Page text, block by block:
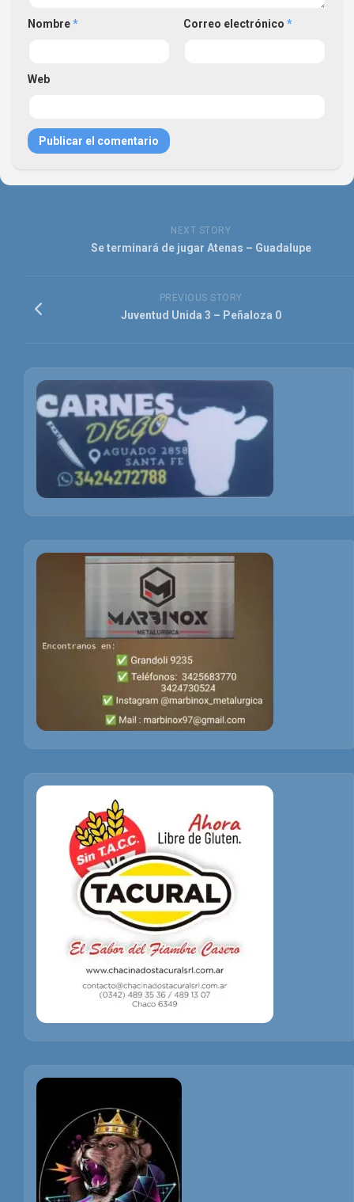
Nombre* Correo electrónico *
Web
NEXT STORY
Se terminará de jugar Atenas – Guadalupe
PREVIOUS STORY
Juventud Unida 3 – Peñaloza 0